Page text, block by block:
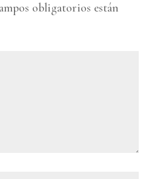
obligatorios están